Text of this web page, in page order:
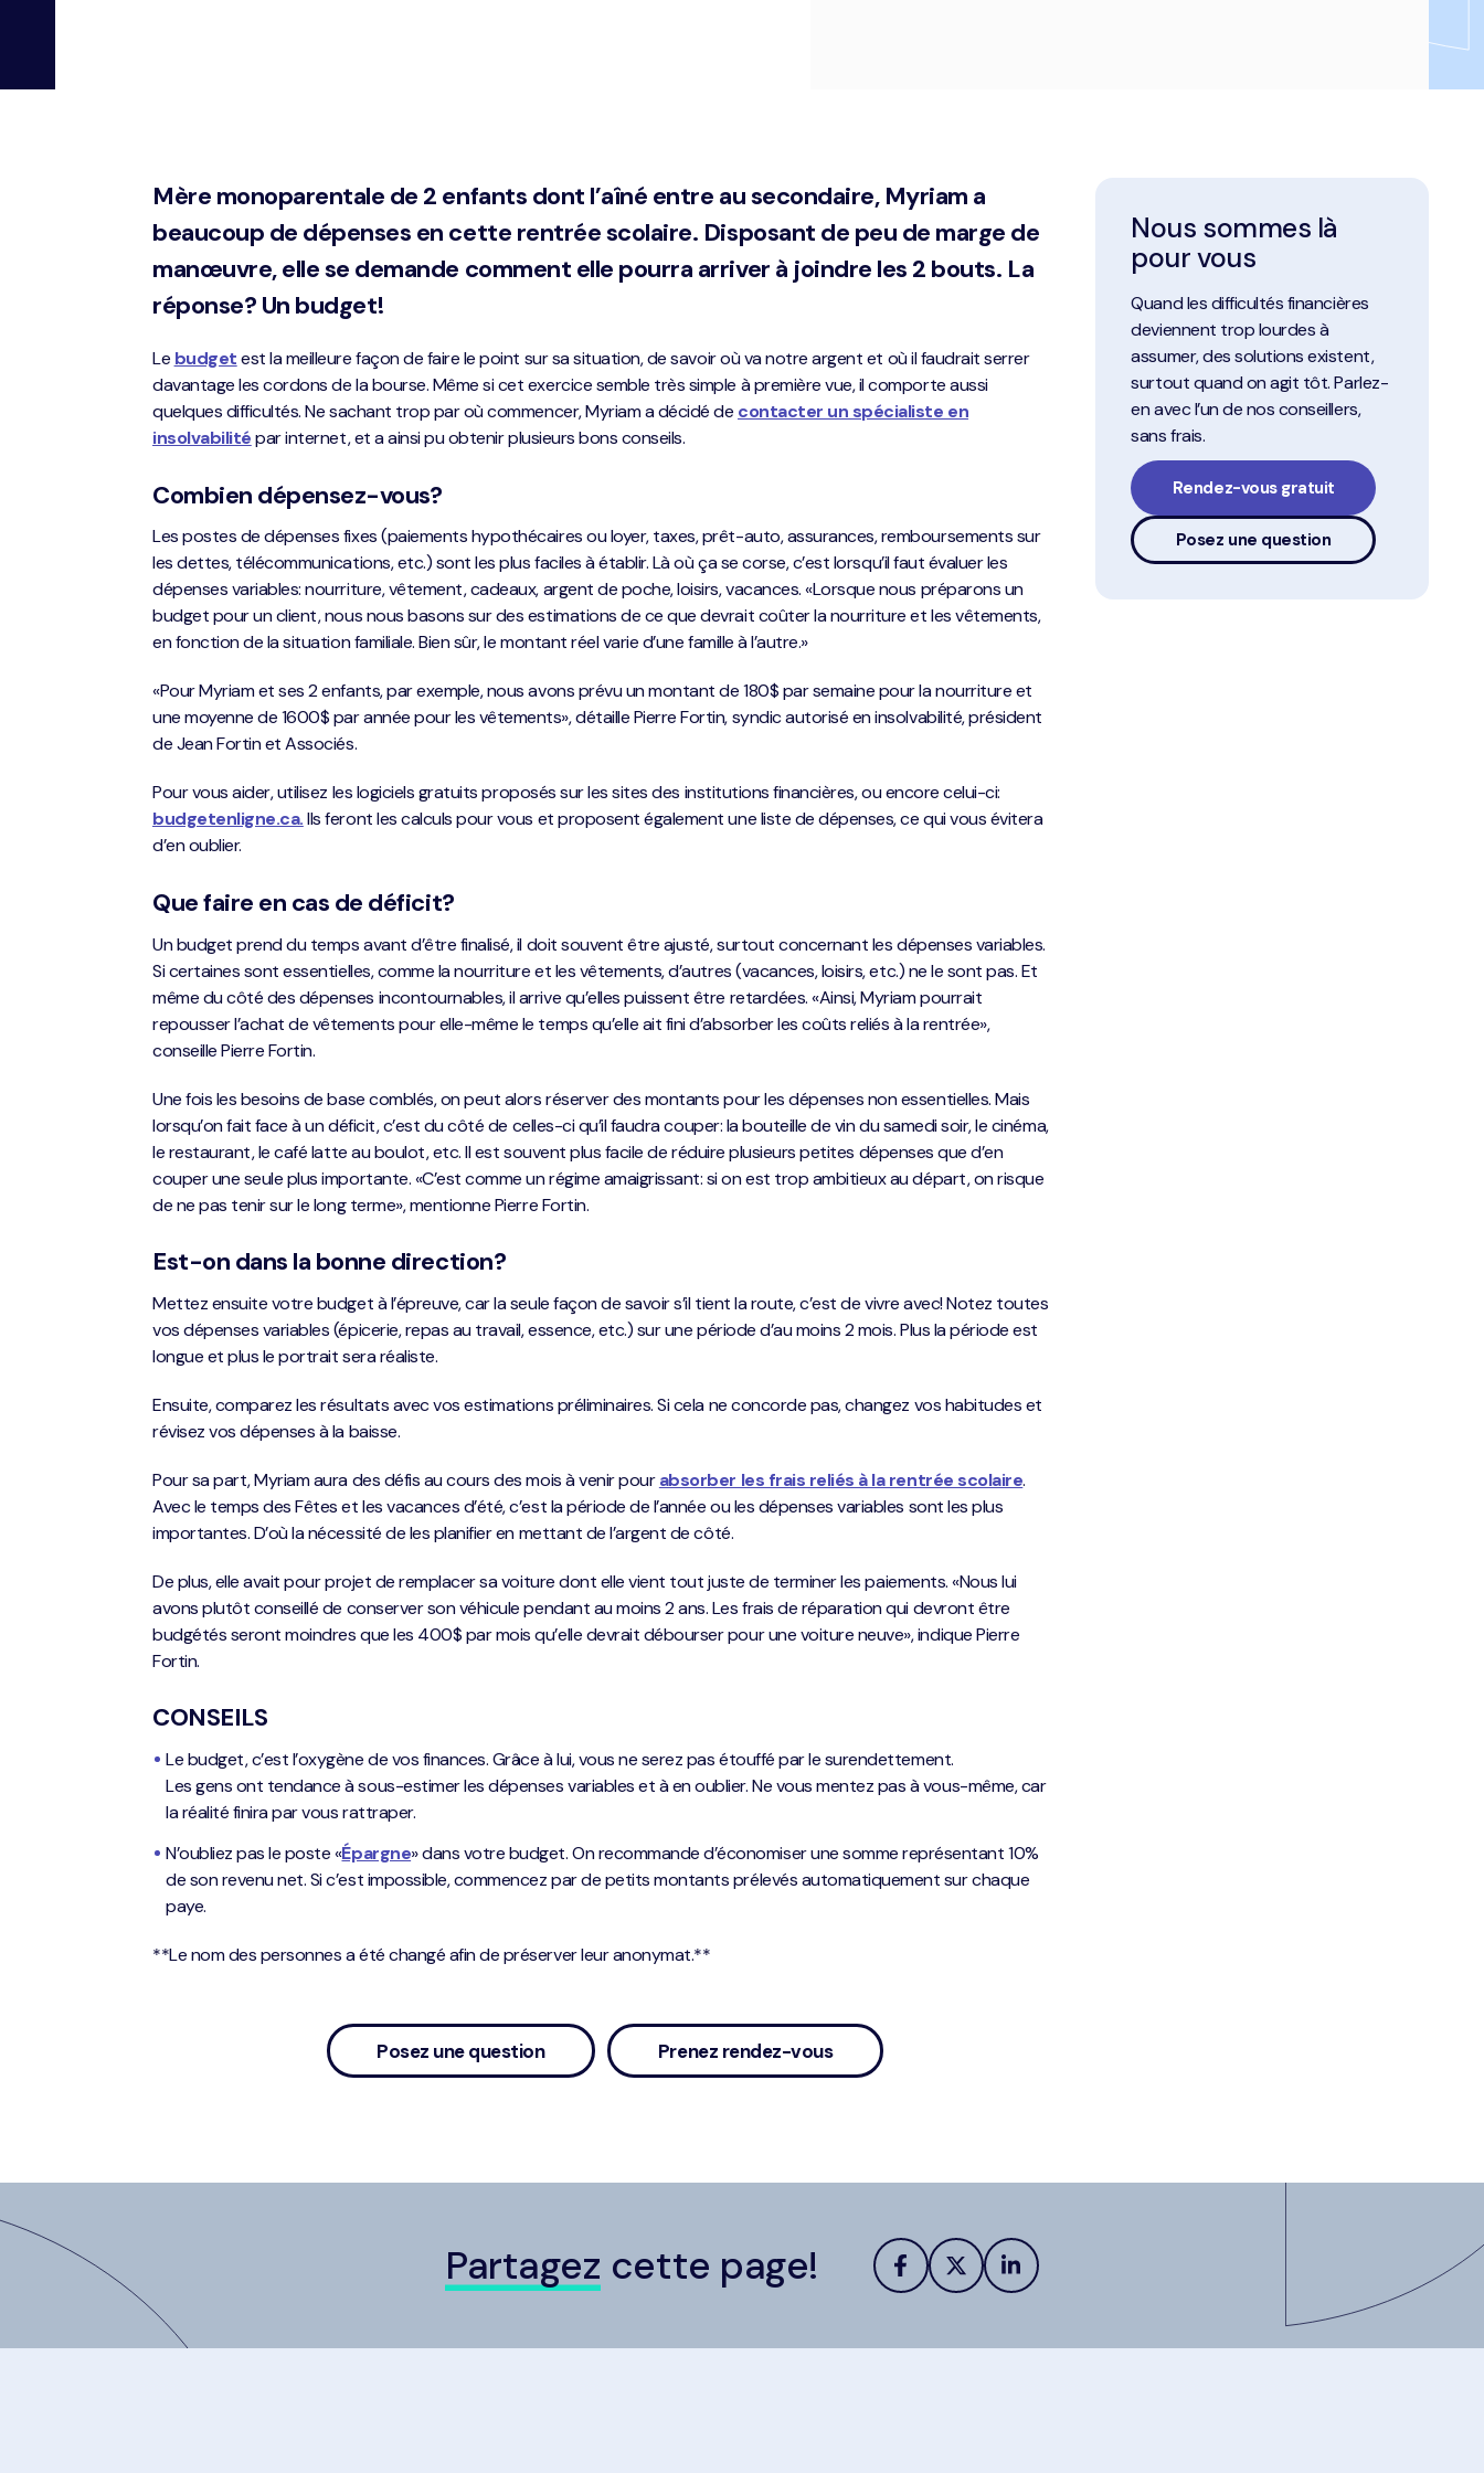
Mère monoparentale de 2 enfants dont l’aîné entre au secondaire, Myriam a
beaucoup de dépenses en cette rentrée scolaire. Disposant de peu de marge de
manœuvre, elle se demande comment elle pourra arriver à joindre les 2 bouts. La
réponse? Un budget!
Le budgetest la meilleure façon de faire le point sur sa situation, de savoir où va notre argent et où il faudrait serrer
davantage les cordons de la bourse. Même si cet exercice semble très simple à première vue, il comporte aussi
quelques difficultés. Ne sachant trop par où commencer, Myriam a décidé de contacter un spécialiste en
insolvabilitépar internet, et a ainsi pu obtenir plusieurs bons conseils.
Combien dépensez-vous?
Les postes de dépenses fixes (paiements hypothécaires ou loyer, taxes, prêt-auto, assurances, remboursements sur
les dettes, télécommunications, etc.) sont les plus faciles à établir. Là où ça se corse, c’est lorsqu’il faut évaluer les
dépenses variables: nourriture, vêtement, cadeaux, argent de poche, loisirs, vacances. «Lorsque nous préparons un
budget pour un client, nous nous basons sur des estimations de ce que devrait coûter la nourriture et les vêtements,
en fonction de la situation familiale. Bien sûr, le montant réel varie d’une famille à l’autre.»
«Pour Myriam et ses 2 enfants, par exemple, nous avons prévu un montant de 180$ par semaine pour la nourriture et
une moyenne de 1600$ par année pour les vêtements», détaille Pierre Fortin, syndic autorisé en insolvabilité, président
de Jean Fortin et Associés.
Pour vous aider, utilisez les logiciels gratuits proposés sur les sites des institutions financières, ou encore celui-ci:
budgetenligne.ca.Ils feront les calculs pour vous et proposent également une liste de dépenses, ce qui vous évitera
d’en oublier.
Que faire en cas de déficit?
Un budget prend du temps avant d’être finalisé, il doit souvent être ajusté, surtout concernant les dépenses variables.
Si certaines sont essentielles, comme la nourriture et les vêtements, d’autres (vacances, loisirs, etc.) ne le sont pas. Et
même du côté des dépenses incontournables, il arrive qu’elles puissent être retardées. «Ainsi, Myriam pourrait
repousser l’achat de vêtements pour elle-même le temps qu’elle ait fini d’absorber les coûts reliés à la rentrée»,
conseille Pierre Fortin.
Une fois les besoins de base comblés, on peut alors réserver des montants pour les dépenses non essentielles. Mais
lorsqu’on fait face à un déficit, c’est du côté de celles-ci qu’il faudra couper: la bouteille de vin du samedi soir, le cinéma,
le restaurant, le café latte au boulot, etc. Il est souvent plus facile de réduire plusieurs petites dépenses que d’en
couper une seule plus importante. «C’est comme un régime amaigrissant: si on est trop ambitieux au départ, on risque
de ne pas tenir sur le long terme», mentionne Pierre Fortin.
Est-on dans la bonne direction?
Mettez ensuite votre budget à l’épreuve, car la seule façon de savoir s’il tient la route, c’est de vivre avec! Notez toutes
vos dépenses variables (épicerie, repas au travail, essence, etc.) sur une période d’au moins 2 mois. Plus la période est
longue et plus le portrait sera réaliste.
Ensuite, comparez les résultats avec vos estimations préliminaires. Si cela ne concorde pas, changez vos habitudes et
révisez vos dépenses à la baisse.
Pour sa part, Myriam aura des défis au cours des mois à venir pourabsorber les frais reliés à la rentrée scolaire.
Avec le temps des Fêtes et les vacances d’été, c’est la période de l’année ou les dépenses variables sont les plus
importantes. D’où la nécessité de les planifier en mettant de l’argent de côté.
De plus, elle avait pour projet de remplacer sa voiture dont elle vient tout juste de terminer les paiements. «Nous lui
avons plutôt conseillé de conserver son véhicule pendant au moins 2 ans. Les frais de réparation qui devront être
budgétés seront moindres que les 400$ par mois qu’elle devrait débourser pour une voiture neuve», indique Pierre
Fortin.
CONSEILS
Le budget, c’est l’oxygène de vos finances. Grâce à lui, vous ne serez pas étouffé par le surendettement.
Les gens ont tendance à sous-estimer les dépenses variables et à en oublier. Ne vous mentez pas à vous-même, car
la réalité finira par vous rattraper.
N’oubliez pas le poste «Épargne» dans votre budget. On recommande d’économiser une somme représentant 10%
de son revenu net. Si c’est impossible, commencez par de petits montants prélevés automatiquement sur chaque
paye.
**Le nom des personnes a été changé afin de préserver leur anonymat.**
Posez une question Prenez rendez-vous
Nous sommes là
pour vous
Quand les difficultés financières
deviennent trop lourdes à
assumer, des solutions existent,
surtout quand on agit tôt. Parlez-
en avec l’un de nos conseillers,
sans frais.
Rendez-vous gratuit
Posez une question
Partagez cette page!